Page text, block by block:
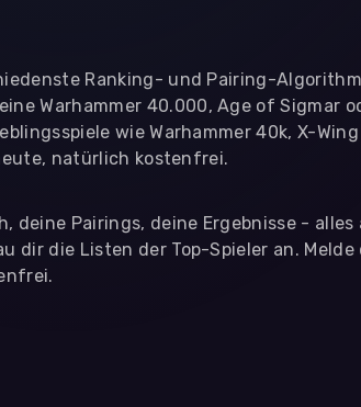
Ranking- und Pairing-
Warhammer 40.000, Age of Sigmar
wie Warhammer 40k, X-
natürlich kostenfrei.
deine Pairings, deine Ergebnisse -
dir die Listen der Top-Spieler an.